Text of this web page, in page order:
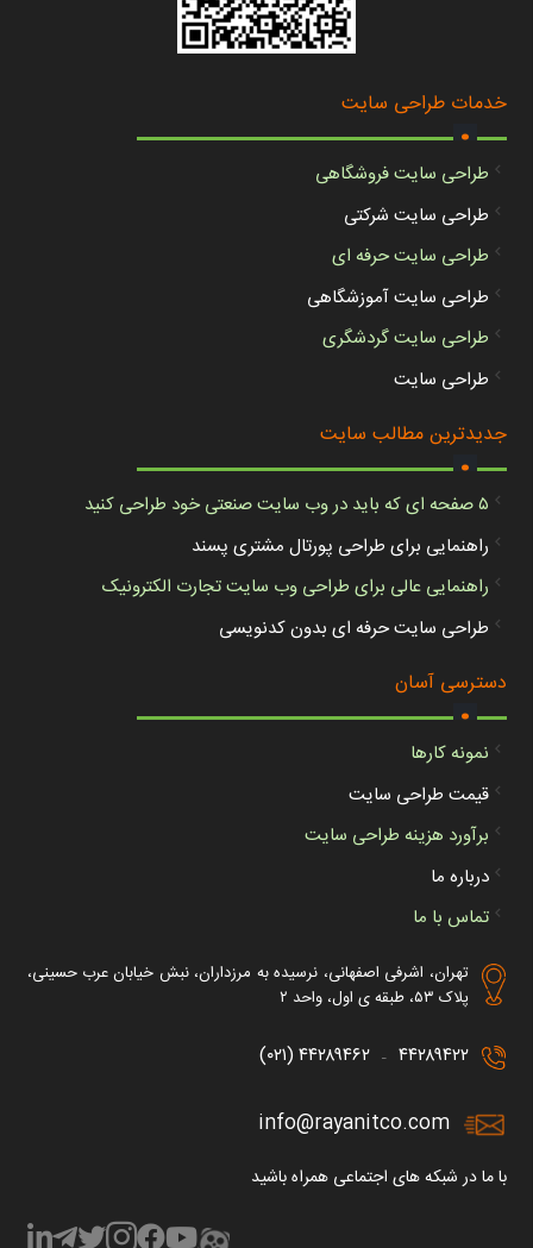
خدمات طراحی سایت
.
طراحی سایت فروشگاهی
طراحی سایت شرکتی
طراحی سایت حرفه ای
طراحی سایت آموزشگاهی
طراحی سایت گردشگری
طراحی سایت
جدیدترین مطالب سایت
.
۵ صفحه ای که باید در وب سایت صنعتی خود طراحی کنید
راهنمایی برای طراحی پورتال مشتری پسند
راهنمایی عالی برای طراحی وب سایت تجارت الکترونیک
طراحی سایت حرفه ای بدون کدنویسی
دسترسی آسان
.
نمونه کارها
قیمت طراحی سایت
برآورد هزینه طراحی سایت
درباره ما
تماس با ما
تهران، اشرفی اصفهانی، نرسیده به مرزداران، نبش خیابان عرب حسینی،
پلاک ۵۳، طبقه ی اول، واحد ۲
۴۴۲۸۹۴۲۲ – ۴۴۲۸۹۴۶۲ (۰۲۱)
info@rayanitco.com
با ما در شبکه های اجتماعی همراه باشید